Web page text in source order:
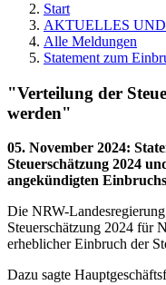
Start
AKTUELLES UND
Alle Meldungen
Statement zum
"Verteilung der
werden"
05. November 2024:
Steuerschätzung 2024
angekündigten
Die NRW-
Steuerschätzung 2024 für
erheblicher Einbruch der
Dazu sagte